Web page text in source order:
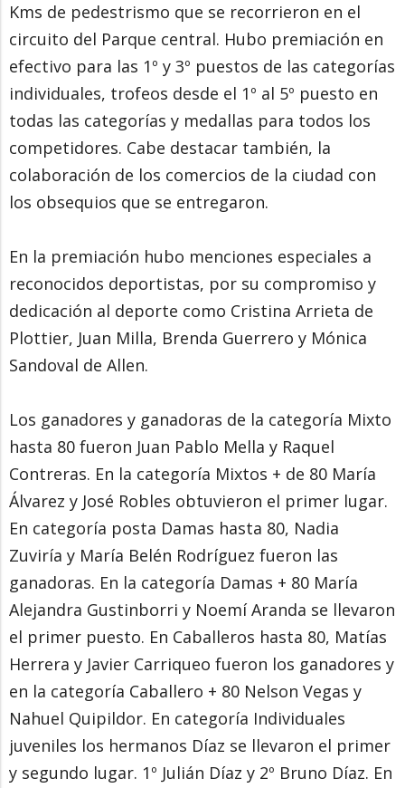
Kms de pedestrismo que se recorrieron en el
circuito del Parque central. Hubo premiación en
efectivo para las 1º y 3º puestos de las categorías
individuales, trofeos desde el 1º al 5º puesto en
todas las categorías y medallas para todos los
competidores. Cabe destacar también, la
colaboración de los comercios de la ciudad con
los obsequios que se entregaron.
En la premiación hubo menciones especiales a
reconocidos deportistas, por su compromiso y
dedicación al deporte como Cristina Arrieta de
Plottier, Juan Milla, Brenda Guerrero y Mónica
Sandoval de Allen.
Los ganadores y ganadoras de la categoría Mixto
hasta 80 fueron Juan Pablo Mella y Raquel
Contreras. En la categoría Mixtos + de 80 María
Álvarez y José Robles obtuvieron el primer lugar.
En categoría posta Damas hasta 80, Nadia
Zuviría y María Belén Rodríguez fueron las
ganadoras. En la categoría Damas + 80 María
Alejandra Gustinborri y Noemí Aranda se llevaron
el primer puesto. En Caballeros hasta 80, Matías
Herrera y Javier Carriqueo fueron los ganadores y
en la categoría Caballero + 80 Nelson Vegas y
Nahuel Quipildor. En categoría Individuales
juveniles los hermanos Díaz se llevaron el primer
y segundo lugar. 1º Julián Díaz y 2º Bruno Díaz. En